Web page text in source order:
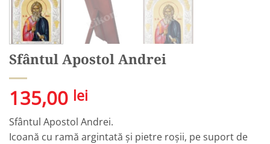
Sfântul Apostol Andrei
135,00 lei
Sfântul Apostol Andrei.
Icoană cu ramă argintată și pietre roșii, pe suport de